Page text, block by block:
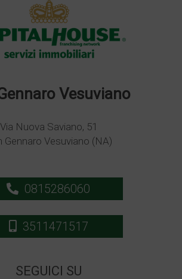
Vesuviano
Via Nuova Saviano, 51
Gennaro Vesuviano (NA)
0815286060
3511471517
SEGUICI SU